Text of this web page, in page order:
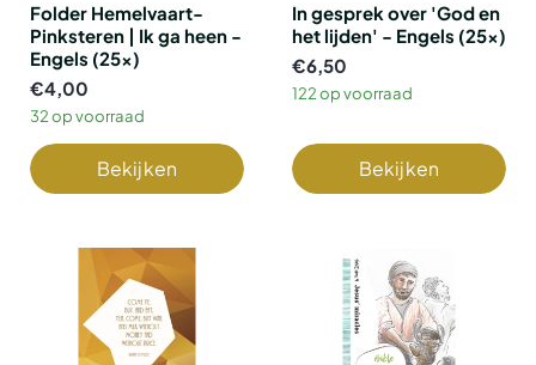
Folder Hemelvaart-
Pinksteren | Ik ga heen -
Engels (25x)
€4,00
32 op voorraad
Bekijken
In gesprek over 'God en
het lijden' - Engels (25x)
€6,50
122 op voorraad
Bekijken